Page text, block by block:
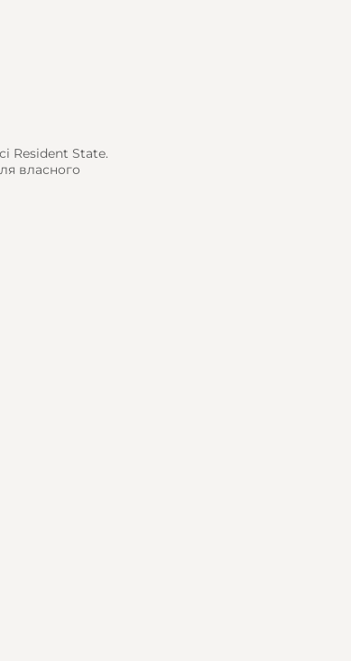
Resident State.
власного